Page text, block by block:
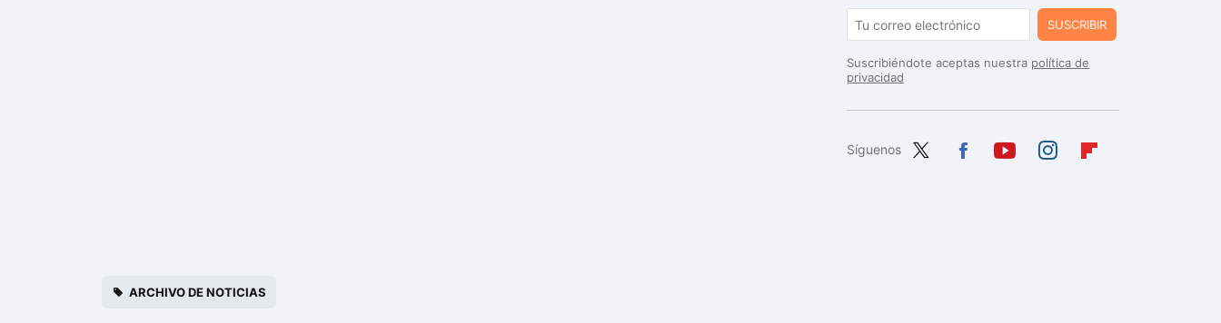
SUSCRIBIR
Suscribiéndote aceptas nuestra política de
privacidad
Síguenos
ARCHIVO DE NOTICIAS